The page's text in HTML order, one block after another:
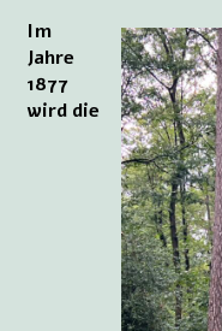
Im
Jahre
1877
wird die